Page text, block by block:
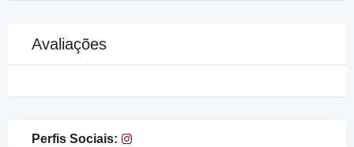
Avaliações
Perfis Sociais: